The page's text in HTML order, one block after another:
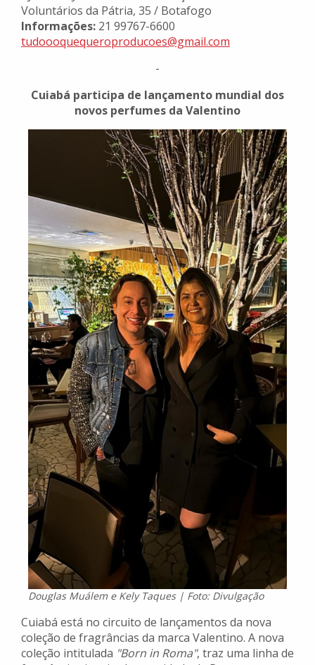
Voluntários da Pátria, 35 / Botafogo
Informações: 21 99767-6600
tudoooquequeroproducoes@gmail.com
-
Cuiabá participa de lançamento mundial dos
novos perfumes da Valentino
Douglas Muálem e Kely Taques | Foto: Divulgação
Cuiabá está no circuito de lançamentos da nova
coleção de fragrâncias da marca Valentino. A nova
coleção intitulada "Born in Roma", traz uma linha de